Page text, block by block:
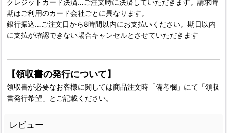
クレジットカード決済…ご注文時に決済していただきます。請求時
期はご利用のカード会社ごとに異なります。
銀行振込…ご注文日から8時間以内にお支払いください。期日以内
に支払が確認できない場合キャンセルとさせていただきます
【領収書の発行について】
領収書が必要なお客様に関しては商品注文時「備考欄」にて「領収
書発行希望」とご記載ください。
レビュー